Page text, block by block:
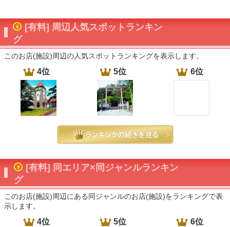
[有料] 周辺人気スポットランキン
グ
このお店(施設)周辺の人気スポットランキングを表示します。
4位 5位 6位
[有料] 同エリア×同ジャンルランキン
グ
このお店(施設)周辺にある同ジャンルのお店(施設)をランキングで表
示します。
4位 5位 6位